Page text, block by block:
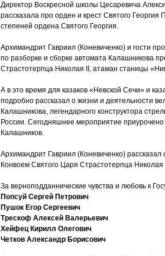
Директор Воскресной школы Цесаревича
рассказала про орден и крест Святого
степеней ордена Святого Георгия.
Архимандрит Гавриил (Коневиченко) и гости
по разборке и сборке автомата Калашникова
Страстотерпца Николая II, атаман станицы
А в это время для казаков «Невской Сечи» и
подробно рассказал о жизни и деятельности
Калашникова, легендарного конструктора
России. Сегодняшнее мероприятие
Калашников.
Архимандрит Гавриил (Коневиченко) рассказал
Конвоем Святого Царя Страстотерпца
За верноподданнические чувства и любовь к
Попсуй Сергей Петрович
Пушок Егор Сергеевич
Трескоф Алексей Валерьевич
Хейфец Кирилл Олегович
Четков Александр Борисович